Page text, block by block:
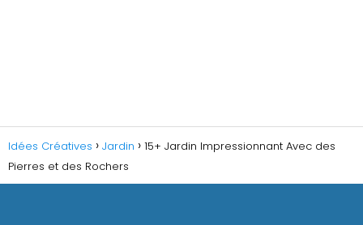
Idées Créatives Jardin
15+ Jardin Impressionnant Avec des
Pierres et des Rochers